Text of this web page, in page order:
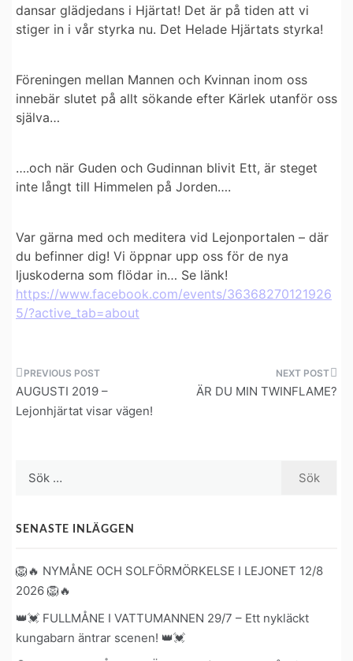
dansar glädjedans i Hjärtat! Det är på tiden att vi
stiger in i vår styrka nu. Det Helade Hjärtats styrka!
Föreningen mellan Mannen och Kvinnan inom oss
innebär slutet på allt sökande efter Kärlek utanför oss
själva…
….och när Guden och Gudinnan blivit Ett, är steget
inte långt till Himmelen på Jorden….
Var gärna med och meditera vid Lejonportalen – där
du befinner dig! Vi öppnar upp oss för de nya
ljuskoderna som flödar in… Se länk!
https://www.facebook.com/events/36368270121926
5/?active_tab=about
Inläggsnavigering
AUGUSTI 2019 –
Lejonhjärtat visar vägen!
ÄR DU MIN TWINFLAME?
SENASTE INLÄGGEN
🦁🔥 NYMÅNE OCH SOLFÖRMÖRKELSE I LEJONET 12/8
2026 🦁🔥
👑💓 FULLMÅNE I VATTUMANNEN 29/7 – Ett nykläckt
kungabarn äntrar scenen! 👑💓